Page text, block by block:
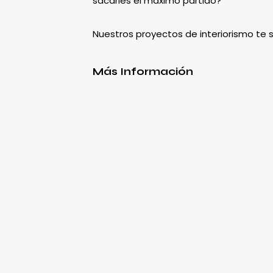
Nuestros proyectos de interiorismo te
Más Información